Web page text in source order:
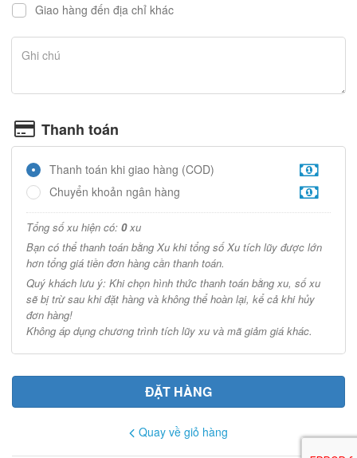
Giao hàng đến địa chỉ khác
Ghi chú
Thanh toán
Thanh toán khi giao hàng (COD)
Chuyển khoản ngân hàng
Tổng số xu hiện có: 0xu
Bạn có thể thanh toán bằng Xu khi tổng số Xu tích lũy được lớn
hơn tổng giá tiền đơn hàng cần thanh toán.
Quý khách lưu ý: Khi chọn hình thức thanh toán bằng xu, số xu
sẽ bị trừ sau khi đặt hàng và không thể hoàn lại, kể cả khi hủy
đơn hàng!
Không áp dụng chương trình tích lũy xu và mã giảm giá khác.
Quay về giỏ hàng